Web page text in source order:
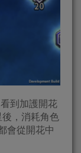
到加護開花
，消耗角色
會從開花中